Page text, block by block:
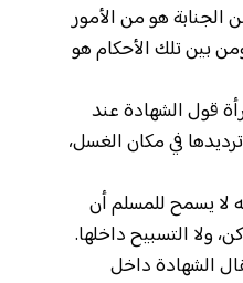
هو من الأمور
بين تلك الأحكام هو
قول الشهادة عند
في مكان الغسل،
لا يسمح للمسلم أن
ولا التسبيح داخلها.
الشهادة داخل